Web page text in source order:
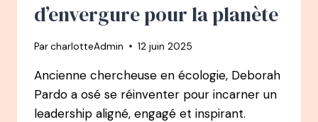
d’envergure pour la planète
ParcharlotteAdmin 12 juin 2025
Ancienne chercheuse en écologie, Deborah
Pardo a osé se réinventer pour incarner un
leadership aligné, engagé et inspirant.